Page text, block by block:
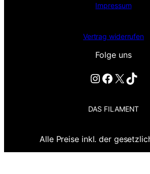
Impressum
Vertrag widerrufen
Folge uns
Instagram Facebook X TikTok
DAS FILAMENT
Alle Preise inkl. der